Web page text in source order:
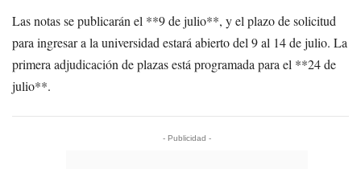
Las notas se publicarán el **9 de julio**, y el plazo de solicitud
para ingresar a la universidad estará abierto del 9 al 14 de julio. La
primera adjudicación de plazas está programada para el **24 de
julio**.
- Publicidad -